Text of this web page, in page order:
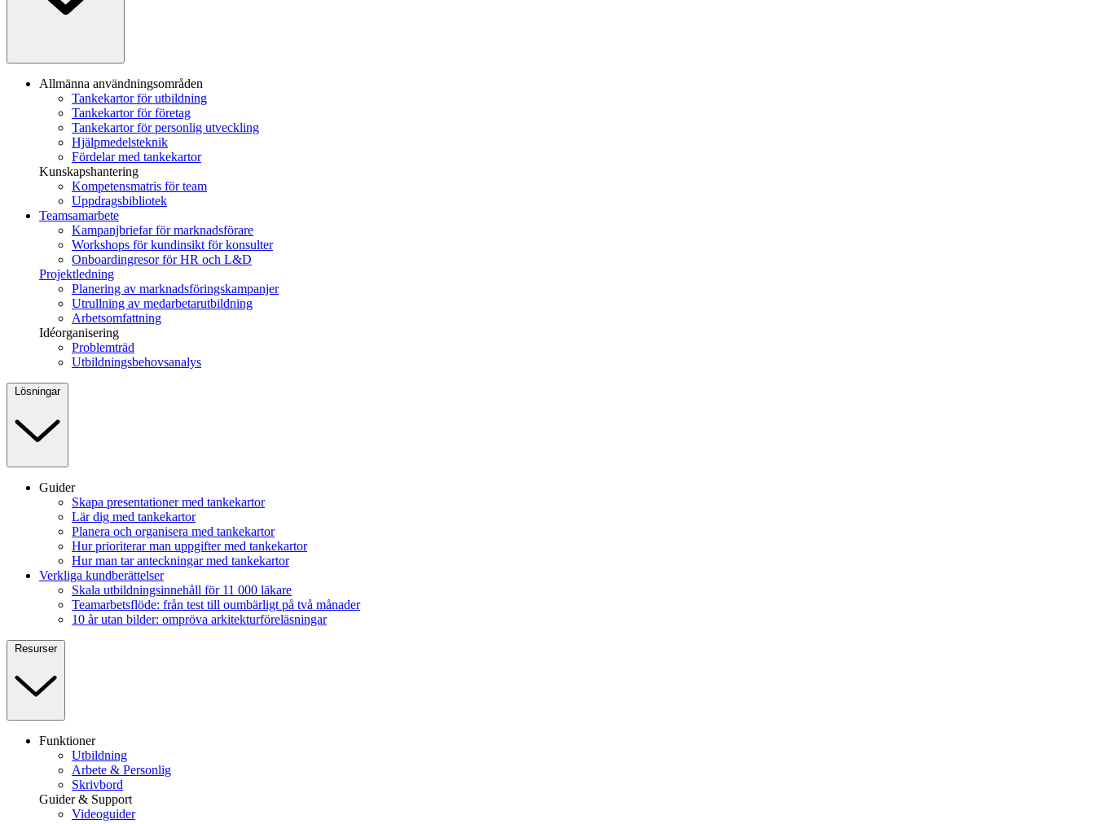
Allmänna användningsområden
Tankekartor för utbildning
Tankekartor för företag
Tankekartor för personlig utveckling
Hjälpmedelsteknik
Fördelar med tankekartor
Kunskapshantering
Kompetensmatris för team
Uppdragsbibliotek
Teamsamarbete
Kampanjbriefar för marknadsförare
Workshops för kundinsikt för konsulter
Onboardingresor för HR och L&D
Projektledning
Planering av marknadsföringskampanjer
Utrullning av medarbetarutbildning
Arbetsomfattning
Idéorganisering
Problemträd
Utbildningsbehovsanalys
Lösningar
Guider
Skapa presentationer med tankekartor
Lär dig med tankekartor
Planera och organisera med tankekartor
Hur prioriterar man uppgifter med tankekartor
Hur man tar anteckningar med tankekartor
Verkliga kundberättelser
Skala utbildningsinnehåll för 11 000 läkare
Teamarbetsflöde: från test till oumbärligt på två månader
10 år utan bilder: ompröva arkitekturföreläsningar
Resurser
Funktioner
Utbildning
Arbete & Personlig
Skrivbord
Guider & Support
Videoguider